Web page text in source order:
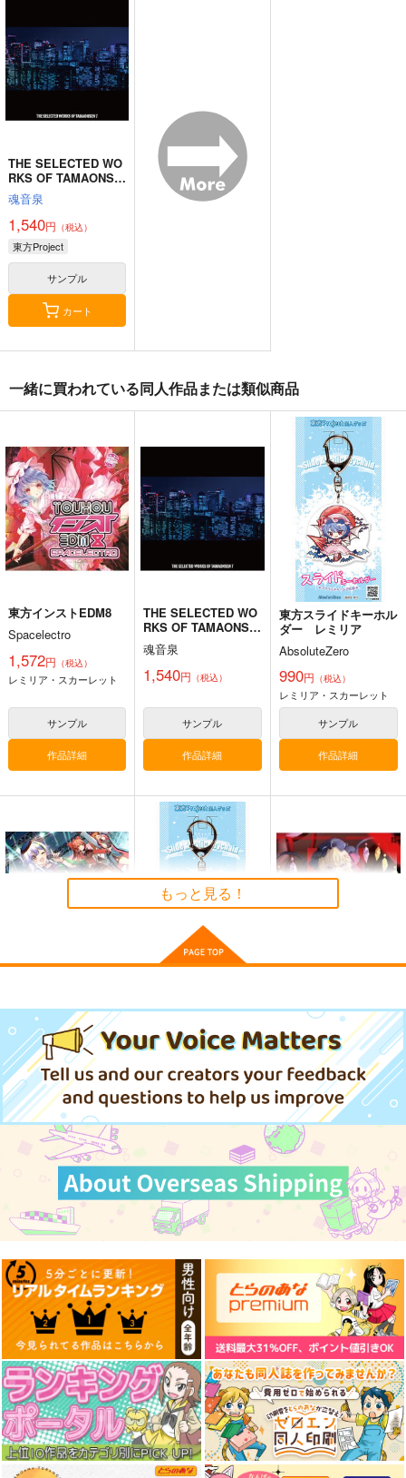
あ～るの～と
2,750円（税込）
東方Project
サンプル
星に寄せる想い/色は
匂へど散りぬるを
2,750 円（税込）
東方Project
サンプル
カート
始まりの雨
2,200円（税込）
サンプル
東方錦上
京 ～ Fossilized Won
ders.
上海アリス幻樂団
1,760円（税込）
東方Project
サンプル
カート
ha
1,320円（税込）
東方Project 博麗霊夢
サンプル
た沈愁地獄
黄昏フロンティア
2,200円（税込）
東方Project
サンプル
カート
THE SELECTED WO
RKS OF TAMAONSE
N 7
魂音泉
1,540円 （税込）
東方Project
サンプル
カート
一緒に買われている同人作品または類似商品
東方インストEDM8
Spacelectro
1,572円 （税込）
レミリア・スカーレット
サンプル
作品詳細
THE SELECTED WO
RKS OF TAMAONSE
N 7
魂音泉
1,540円 （税込）
サンプル
作品詳細
東方スライドキーホル
ダー レミリア
AbsoluteZero
990円 （税込）
レミリア・スカーレット
サンプル
作品詳細
森羅万象
1,572円（税込）
上白沢慧音
サンプル
作品詳細
ダー フランドール
AbsoluteZero
フランドール・スカーレ
ット
ガネメ
1,650円 （税込）
フランドール・スカーレ
ット
サンプル
シンクロ6
森羅万象
2,357円（税込）
フランドール・スカーレ
ット
魂の語りに導かれて
幽閉サテライト
1,564円（税込）
ぶちあげアップデー
ト！3
Rolling Contact
1,430円（税込）
もっと見る！